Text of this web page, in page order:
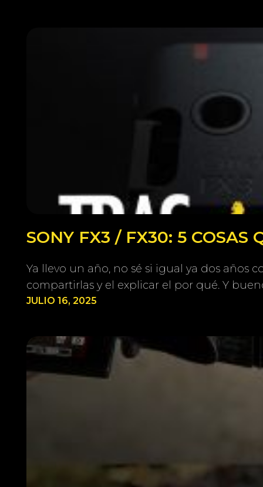
SONY FX3 / FX30: 5 COSAS
Ya llevo un año, no sé si igual ya dos años
compartirlas y el explicar el por qué. Y
JULIO 16, 2025